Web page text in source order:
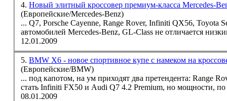
4.Новый элитный кроссовер премиум-класса Mercedes-
(Европейские/Mercedes-Benz)
... Q7, Porsche Cayenne, Range Rover, Infiniti QX56, Toyota
автомобилей Mercedes-Benz, GL-Class не отличается
12.01.2009
5.BMW X6 - новое спортивное купе с намеком на
(Европейские/BMW)
... под капотом, на ум приходят два претендента: Range
стать Infiniti FX50 и Audi Q7 4.2 Premium, но мощности,
08.01.2009